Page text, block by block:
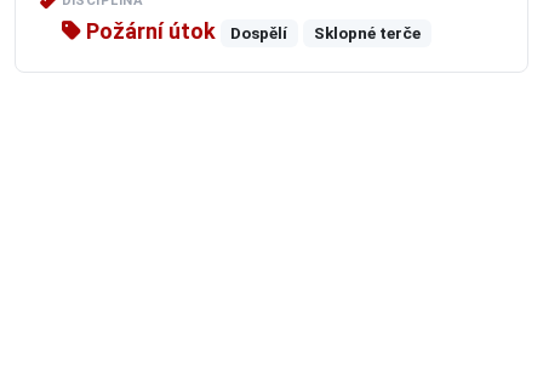
Požární útok Dospělí Sklopné terče